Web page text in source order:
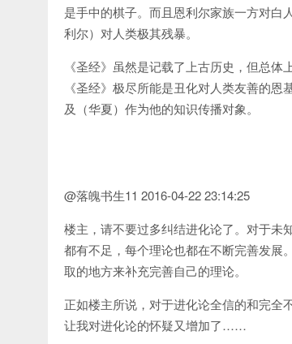
是手中的棋子。而且恩利尔家族一方对白
利尔）对人类极其残暴。
《圣经》虽然是记载了上古历史，但总
《圣经》极尽所能是丑化对人类友善的
及（华夏）作为他的知识传播对象。
@落魄书生11 2016-04-22 23:14:25
楼主，请不要过多纠结进化论了。对于未
都有不足，每个理论也都在不断完善发展
取的地方来补充完善自己的理论。
正如楼主所说，对于进化论全信的和完全
让我对进化论的怀疑又增加了……